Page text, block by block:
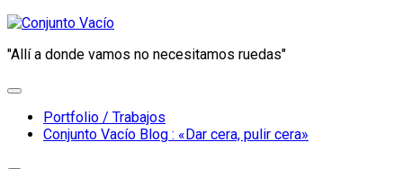
Saltar
contenido
"Allí a donde vamos no necesitamos ruedas"
Ampliar
menú
Portfolio / Trabajos
Padre
Conjunto Vacío Blog : «Dar cera, pulir cera»